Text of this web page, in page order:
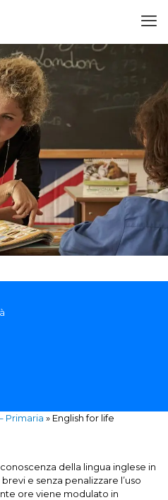
Primaria » English for life
della lingua inglese in
e senza penalizzare l’uso
ore viene modulato in